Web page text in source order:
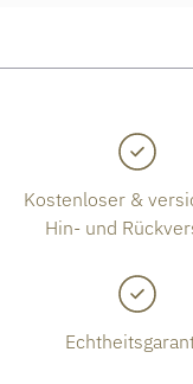
Kostenloser &
Hin- und